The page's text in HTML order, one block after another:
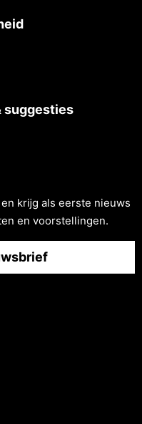
suggesties
krĳg als eerste nieuws
en voorstellingen.